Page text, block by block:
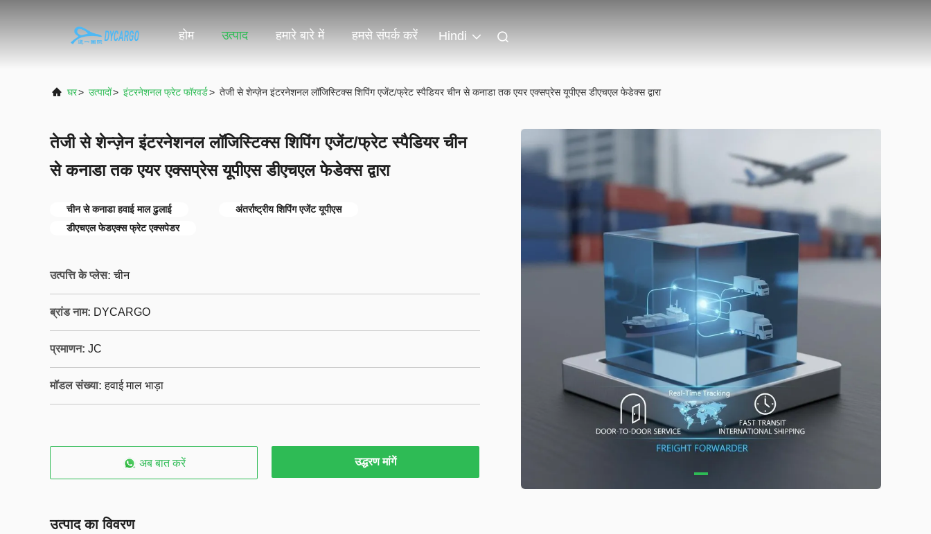
होम उत्पाद हमारे बारे में हमसे संपर्क करें Hindi
घर> उत्पादों> इंटरनेशनल फ्रेट फॉरवर्ड> तेजी से शेन्ज़ेन इंटरनेशनल लॉजिस्टिक्स शिपिंग एजेंट/फ्रेट स्पैडियर चीन से कनाडा तक एयर एक्सप्रेस यूपीएस डीएचएल फेडेक्स द्वारा
तेजी से शेन्ज़ेन इंटरनेशनल लॉजिस्टिक्स शिपिंग एजेंट/फ्रेट स्पैडियर चीन
से कनाडा तक एयर एक्सप्रेस यूपीएस डीएचएल फेडेक्स द्वारा
चीन से कनाडा हवाई माल ढुलाई
अंतर्राष्ट्रीय शिपिंग एजेंट यूपीएस
डीएचएल फेडएक्स फ्रेट एक्सपेडर
उत्पत्ति के प्लेस: चीन
ब्रांड नाम: DYCARGO
प्रमाणन: JC
मॉडल संख्या: हवाई माल भाड़ा
अब बात करें उद्धरण मांगें
उत्पाद का विवरण